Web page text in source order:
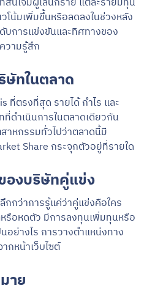
โน้มเพิ่มขึ้นหรือลดลงในช่วงหลัง
บการแข่งขันและทิศทางของ
วามรู้สึก
ษัทในตลาด
ที่ตรงที่สุด รายได้ กำไร และ
ดำเนินการในตลาดเดียวกัน
าหกรรมทั่วไปว่าตลาดนี้มี
Share กระจุกตัวอยู่ที่รายใด
องบริษัทคู่แข่ง
กกว่าการรู้แค่ว่าคู่แข่งคือใคร
หรือหดตัว มีการลงทุนเพิ่มทุนหรือ
อย่างไร การวางตำแหน่งทาง
กหน้าเว็บไซต์
าย